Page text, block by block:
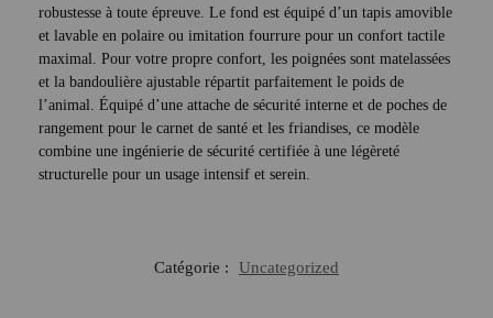
robustesse à toute épreuve. Le fond est équipé d’un tapis amovible
et lavable en polaire ou imitation fourrure pour un confort tactile
maximal. Pour votre propre confort, les poignées sont matelassées
et la bandoulière ajustable répartit parfaitement le poids de
l’animal. Équipé d’une attache de sécurité interne et de poches de
rangement pour le carnet de santé et les friandises, ce modèle
combine une ingénierie de sécurité certifiée à une légèreté
structurelle pour un usage intensif et serein.
Catégorie : Uncategorized